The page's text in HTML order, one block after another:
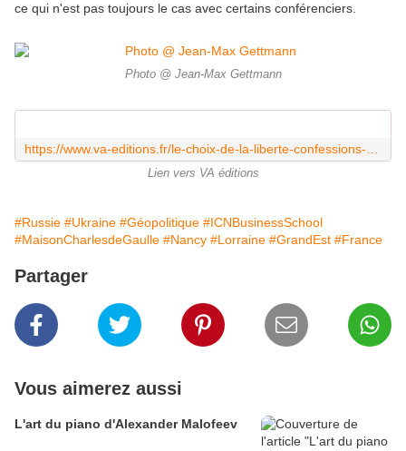
ce qui n'est pas toujours le cas avec certains conférenciers.
Photo @ Jean-Max Gettmann
Lien vers VA éditions
#Russie #Ukraine #Géopolitique #ICNBusinessSchool
#MaisonCharlesdeGaulle #Nancy #Lorraine #GrandEst #France
Partager
Vous aimerez aussi
L'art du piano d'Alexander Malofeev